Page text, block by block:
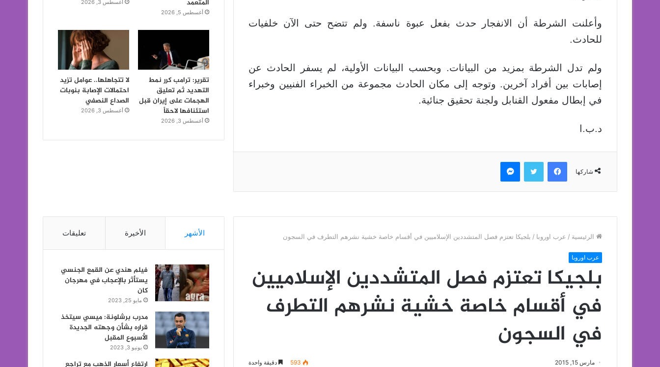
وأعلنت الشرطة أن الانفجار حدث بفعل عبوة ناسفة. ولم تتضح حتى الآن خلفيات
للحادث.
ولم تدل الشرطة بمزيد من البيانات. وبحسب البيانات الأولية، لم يسفر الحادث عن
إصابات بين أفراد آخرين. وتوجه إلى مكان الحادث مجموعة من الخبراء الفنيين وخبراء
في إبطال مفعول القنابل ولجنة تحقيق جنائية.
د.ب.ا
شاركها
فيسبوك تويتر ماسنجر
المتعمد
أغسطس 5, 2026
أغسطس 3, 2026
تقرير: ترامب كرر نمط
التهديد ثم تعليق
الهجمات على إيران قبل
استئنافها لاحقاً
أغسطس 3, 2026
لا تتجاهلها.. عوامل تزيد
احتمالات الإصابة بنوبات
الصداع النصفي
أغسطس 3, 2026